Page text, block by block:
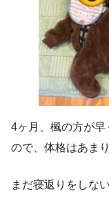
4ヶ月、楓の方が
ので、体格はあま
まだ寝返りをしな